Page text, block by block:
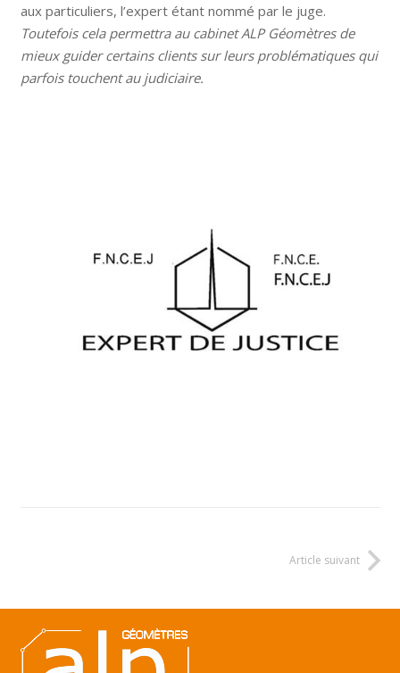
aux particuliers, l’expert étant nommé par le juge.
Toutefois cela permettra au cabinet ALP Géomètres de
mieux guider certains clients sur leurs problématiques qui
parfois touchent au judiciaire.
Article suivant